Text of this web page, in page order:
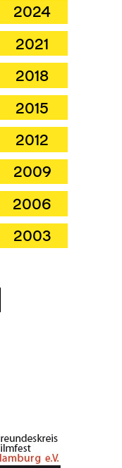
2024
2021
2018
2015
2012
2009
2006
2003